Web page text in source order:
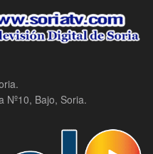
Nº10, Bajo, Soria.